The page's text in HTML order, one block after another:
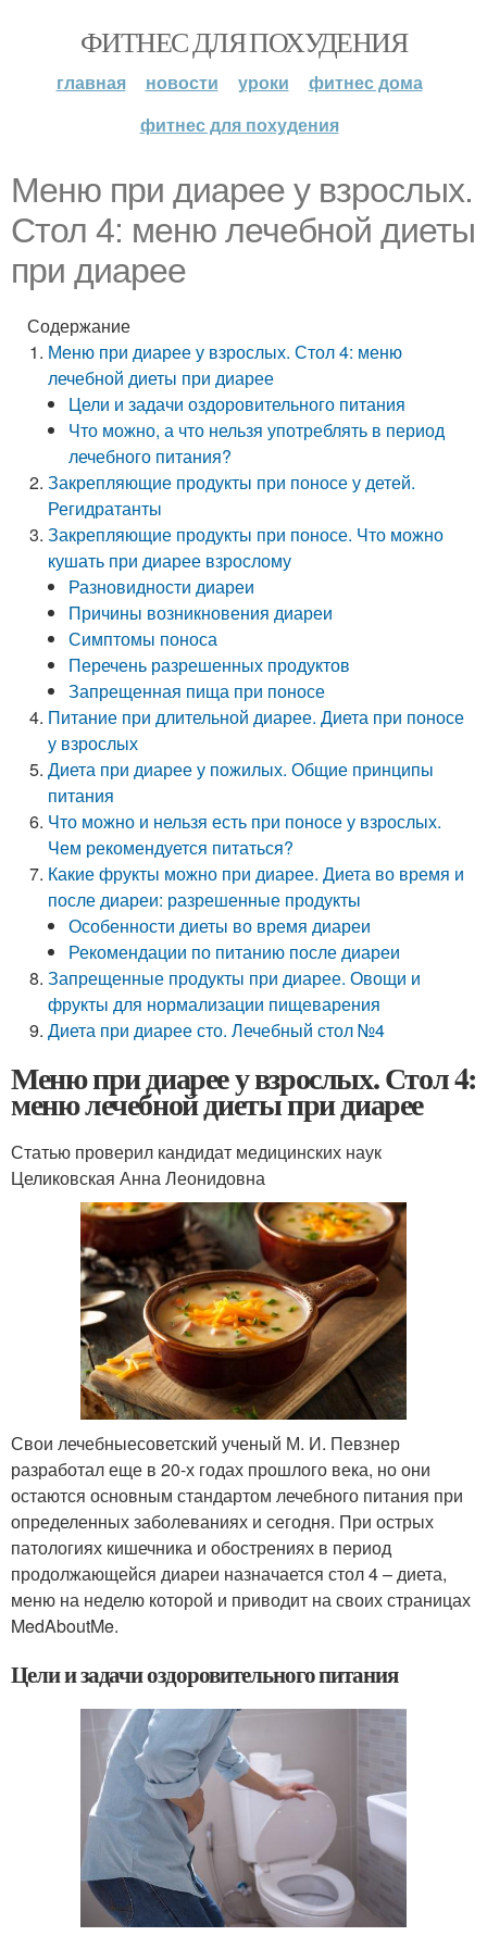
ФИТНЕС ДЛЯ ПОХУДЕНИЯ
главная новости уроки
фитнес дома
фитнес для похудения
Меню при диарее у взрослых.
Стол 4: меню лечебной диеты
при диарее
Содержание
Меню при диарее у взрослых. Стол 4: меню
лечебной диеты при диарее
Цели и задачи оздоровительного питания
Что можно, а что нельзя употреблять в период
лечебного питания?
Закрепляющие продукты при поносе у детей.
Регидратанты
Закрепляющие продукты при поносе. Что можно
кушать при диарее взрослому
Разновидности диареи
Причины возникновения диареи
Симптомы поноса
Перечень разрешенных продуктов
Запрещенная пища при поносе
Питание при длительной диарее. Диета при поносе
у взрослых
Диета при диарее у пожилых. Общие принципы
питания
Что можно и нельзя есть при поносе у взрослых.
Чем рекомендуется питаться?
Какие фрукты можно при диарее. Диета во время и
после диареи: разрешенные продукты
Особенности диеты во время диареи
Рекомендации по питанию после диареи
Запрещенные продукты при диарее. Овощи и
фрукты для нормализации пищеварения
Диета при диарее сто. Лечебный стол №4
Меню при диарее у взрослых. Стол 4:
меню лечебной диеты при диарее
Статью проверил кандидат медицинских наук
Целиковская Анна Леонидовна
Свои лечебныесоветский ученый М. И. Певзнер
разработал еще в 20-х годах прошлого века, но они
остаются основным стандартом лечебного питания при
определенных заболеваниях и сегодня. При острых
патологиях кишечника и обострениях в период
продолжающейся диареи назначается стол 4 – диета,
меню на неделю которой и приводит на своих страницах
MedAboutMe.
Цели и задачи оздоровительного питания